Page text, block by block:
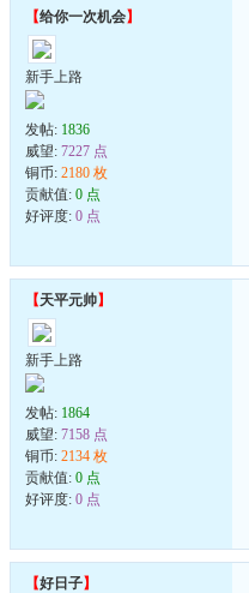
【给你一次机会】
新手上路
发帖: 1836
威望: 7227 点
铜币: 2180 枚
贡献值: 0 点
好评度: 0 点
【天平元帅】
新手上路
发帖: 1864
威望: 7158 点
铜币: 2134 枚
贡献值: 0 点
好评度: 0 点
【好日子】